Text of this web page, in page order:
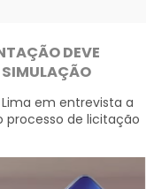
DEVE
SIMULAÇÃO
em entrevista a
processo de licitação